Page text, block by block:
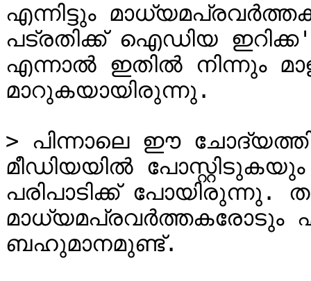
എന്നിട്ടും
പട്രതിക്ക് ഐഡിയ
എന്നാൽ ഇതിൽ നിന്നും
മാറുകയായിരുന്നു.
> പിന്നാലെ ഈ
മീഡിയയിൽ
പരിപാടിക്ക് പോയിരുന്നു. തമിഴ്‌നാട്ടിലെ
മാധ്യമപ്രവർത്തകരോടും
ബഹുമാനമുണ്ട്.